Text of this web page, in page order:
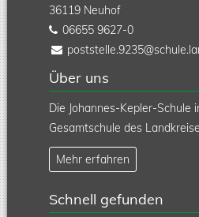
36119 Neuhof
06655 9627-0
Über uns
Die Johannes-Kepler-Schule
Gesamtschule des
Mehr erfahren
Schnell gefunden